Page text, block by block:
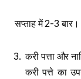
सप्ताह में 2-3 बार।
करी पत्ता और
करी पत्ते का